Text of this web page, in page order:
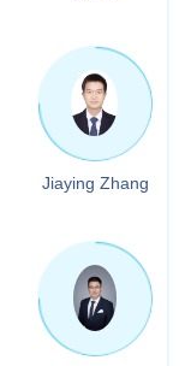
Jiaying Zhang